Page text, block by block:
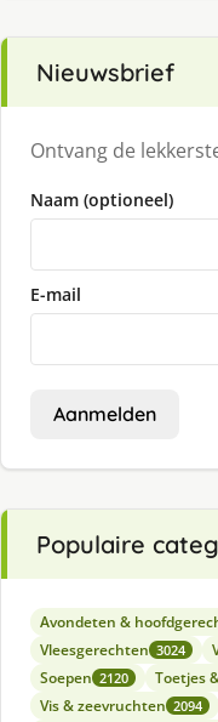
Nieuwsbrief
Ontvang de
Naam (optioneel)
E-mail
Aanmelden
Populaire
Avondeten &
Vleesgerechten 3024
Soepen 2120 Toetjes
Vis & zeevruchten 2094